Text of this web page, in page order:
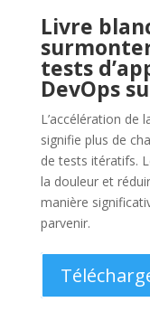
Livre
arrivé,
Téléchargez
environnement